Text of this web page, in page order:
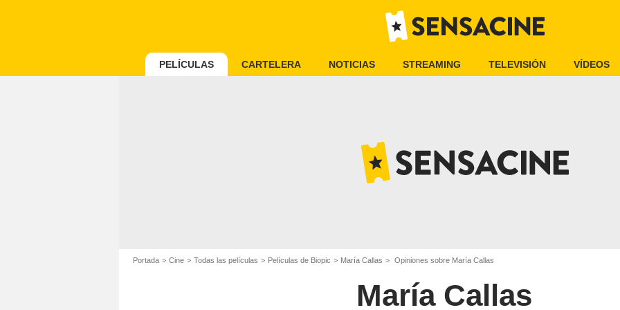
PELÍCULAS CARTELERA NOTICIAS STREAMING TELEVISIÓN VÍDEOS
Portada Cine Todas las películas Películas de Biopic María Callas Opiniones sobre María Callas
María Callas